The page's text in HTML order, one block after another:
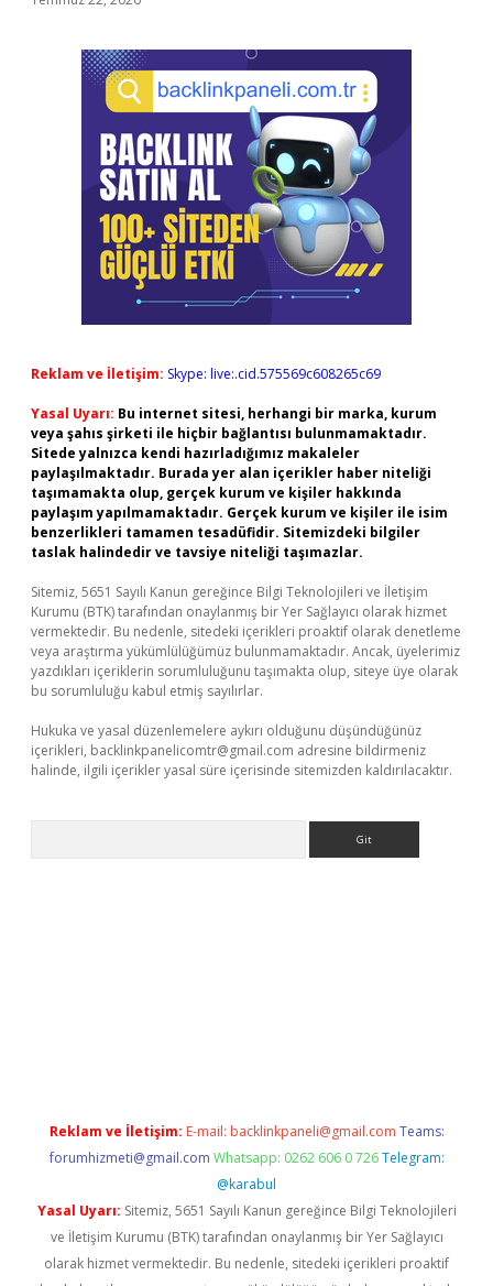
Reklam ve İletişim: Skype: live:.cid.575569c608265c69
Yasal Uyarı: Bu internet sitesi, herhangi bir marka, kurum
veya şahıs şirketi ile hiçbir bağlantısı bulunmamaktadır.
Sitede yalnızca kendi hazırladığımız makaleler
paylaşılmaktadır. Burada yer alan içerikler haber niteliği
taşımamakta olup, gerçek kurum ve kişiler hakkında
paylaşım yapılmamaktadır. Gerçek kurum ve kişiler ile isim
benzerlikleri tamamen tesadüfidir. Sitemizdeki bilgiler
taslak halindedir ve tavsiye niteliği taşımazlar.
Sitemiz, 5651 Sayılı Kanun gereğince Bilgi Teknolojileri ve İletişim
Kurumu (BTK) tarafından onaylanmış bir Yer Sağlayıcı olarak hizmet
vermektedir. Bu nedenle, sitedeki içerikleri proaktif olarak denetleme
veya araştırma yükümlülüğümüz bulunmamaktadır. Ancak, üyelerimiz
yazdıkları içeriklerin sorumluluğunu taşımakta olup, siteye üye olarak
bu sorumluluğu kabul etmiş sayılırlar.
Hukuka ve yasal düzenlemelere aykırı olduğunu düşündüğünüz
içerikleri, backlinkpanelicomtr@gmail.com adresine bildirmeniz
halinde, ilgili içerikler yasal süre içerisinde sitemizden kaldırılacaktır.
Reklam ve İletişim: E-mail: backlinkpaneli@gmail.com Teams:
forumhizmeti@gmail.com Whatsapp: 0262 606 0 726 Telegram:
@karabul
Yasal Uyarı: Sitemiz, 5651 Sayılı Kanun gereğince Bilgi Teknolojileri
ve İletişim Kurumu (BTK) tarafından onaylanmış bir Yer Sağlayıcı
olarak hizmet vermektedir. Bu nedenle, sitedeki içerikleri proaktif